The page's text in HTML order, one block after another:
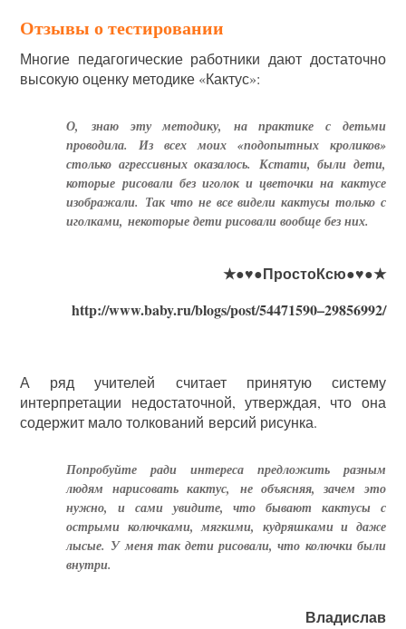
Отзывы о тестировании
Многие педагогические работники дают достаточно
высокую оценку методике «Кактус»:
О, знаю эту методику, на практике с детьми
проводила. Из всех моих «подопытных кроликов»
столько агрессивных оказалось. Кстати, были дети,
которые рисовали без иголок и цветочки на кактусе
изображали. Так что не все видели кактусы только с
иголками, некоторые дети рисовали вообще без них.
★●♥●ПростоКсю●♥●★
http://www.baby.ru/blogs/post/54471590–29856992/
А ряд учителей считает принятую систему
интерпретации недостаточной, утверждая, что она
содержит мало толкований версий рисунка.
Попробуйте ради интереса предложить разным
людям нарисовать кактус, не объясняя, зачем это
нужно, и сами увидите, что бывают кактусы с
острыми колючками, мягкими, кудряшками и даже
лысые. У меня так дети рисовали, что колючки были
внутри.
Владислав